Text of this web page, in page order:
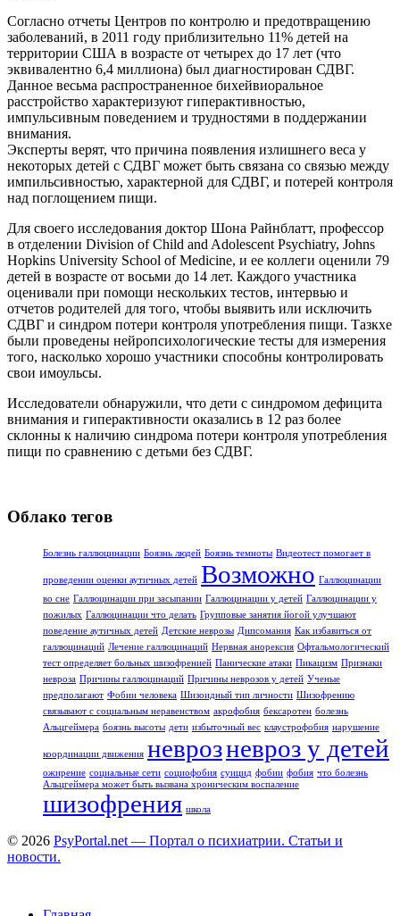
Согласно отчеты Центров по контролю и предотвращению
заболеваний, в 2011 году приблизительно 11% детей на
территории США в возрасте от четырех до 17 лет (что
эквивалентно 6,4 миллиона) был диагностирован СДВГ.
Данное весьма распространенное бихейвиоральное
расстройство характеризуют гиперактивностью,
импульсивным поведением и трудностями в поддержании
внимания.
Эксперты верят, что причина появления излишнего веса у
некоторых детей с СДВГ может быть связана со связью между
импильсивностью, характерной для СДВГ, и потерей контроля
над поглощением пищи.
Для своего исследования доктор Шона Райнблатт, профессор
в отделении Division of Child and Adolescent Psychiatry, Johns
Hopkins University School of Medicine, и ее коллеги оценили 79
детей в возрасте от восьми до 14 лет. Каждого участника
оценивали при помощи нескольких тестов, интервью и
отчетов родителей для того, чтобы выявить или исключить
СДВГ и синдром потери контроля употребления пищи. Тазкхе
были проведены нейропсихологические тесты для измерения
того, насколько хорошо участники способны контролировать
свои имоульсы.
Исследователи обнаружили, что дети с синдромом дефицита
внимания и гиперактивности оказались в 12 раз более
склонны к наличию синдрома потери контроля употребления
пищи по сравнению с детьми без СДВГ.
Облако тегов
Болезнь галлюцинации Боязнь людей Боязнь темноты Видеотест помогает в
проведении оценки аутичных детей Возможно Галлюцинации
во сне Галлюцинации при засыпании Галлюцинации у детей Галлюцинации у
пожилых Галлюцинации что делать Групповые занятия йогой улучшают
поведение аутичных детей Детские неврозы Дипсомания Как избавиться от
галлюцинаций Лечение галлюцинаций Нервная анорексия Офтальмологический
тест определяет больных шизофренией Панические атаки Пикацизм Признаки
невроза Причины галлюцинаций Причины неврозов у детей Ученые
предполагают Фобии человека Шизоидный тип личности Шизофрению
связывают с социальным неравенством акрофобия бексаротен болезнь
Альцгеймера боязнь высоты дети избыточный вес клаустрофобия нарушение
координации движения неврозневроз у детей
ожирение социальные сети социофобия суицид фобии фобия что болезнь
Альцгеймера может быть вызвана хроническим воспаление
шизофрения школа
© 2026 PsyPortal.net — Портал о психиатрии. Статьи и
новости.